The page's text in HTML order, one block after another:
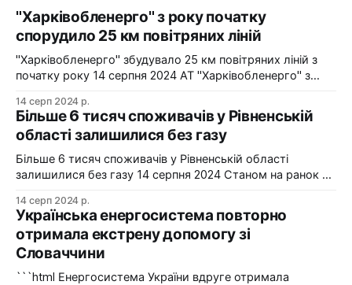
"Харківобленерго" з року початку
спорудило 25 км повітряних ліній
"Харківобленерго" збудувало 25 км повітряних ліній з
початку року 14 серпня 2024 АТ "Харківобленерго" з
ліній, оновило 1134 опори та встановило 5 нових
електропідстанцій у рамках інвестиційної програми на
2024-2025 роки. Фото: "Харківобленерго" "АТ
"Харківобленерго&
14 серп 2024 р.
Більше 6 тисяч споживачів у Рівненській
області залишилися без газу
Більше 6 тисяч споживачів у Рівненській області
залишилися без газу 14 серпня 2024 Станом на ранок 14
області залишилися без газопостачання через
технологічні проблеми. Фото: Рівнегаз Також, в
Сумській області в одному з населених пунктів в
результаті удару керованою авіабомбою пошкоджено
сталевий
14 серп 2024 р.
Українська енергосистема повторно
отримала екстрену допомогу зі
Словаччини
```html Енергосистема України вдруге отримала